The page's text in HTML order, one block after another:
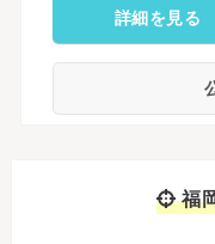
詳細を見る
福